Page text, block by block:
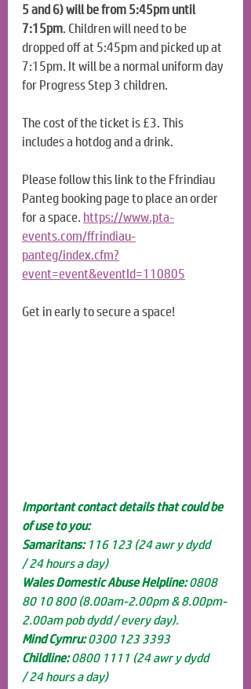
5 and 6) will be from 5:45pm until
7:15pm. Children will need to be
dropped off at 5:45pm and picked up at
7:15pm. It will be a normal uniform day
for Progress Step 3 children.
The cost of the ticket is £3. This
includes a hotdog and a drink.
Please follow this link to the Ffrindiau
Panteg booking page to place an order
for a space. https://www.pta-
events.com/ffrindiau-
panteg/index.cfm?
event=event&eventId=110805
Get in early to secure a space!
Important contact details that could be
of use to you:
Samaritans: 116 123 (24 awr y dydd
/ 24 hours a day)
Wales Domestic Abuse Helpline: 0808
80 10 800 (8.00am-2.00pm & 8.00pm-
2.00am pob dydd / every day).
Mind Cymru: 0300 123 3393
Childline: 0800 1111 (24 awr y dydd
/ 24 hours a day)